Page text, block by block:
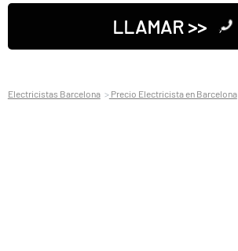
LLAMAR >>
Electricistas Barcelona Precio Electricista en Barcelona